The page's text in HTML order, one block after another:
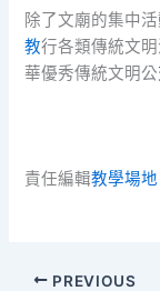
除了文廟的集中
教行各類傳統文
華優秀傳統文明公
責任編輯教學場地
PREVIOUS